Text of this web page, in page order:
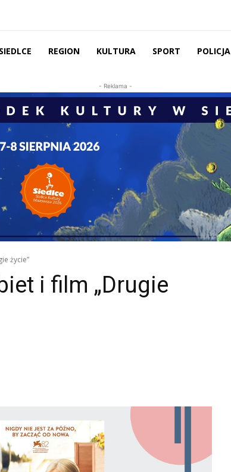
SIEDLCE REGION KULTURA SPORT POLICJA
- Reklama -
życie”
i film „Drugie